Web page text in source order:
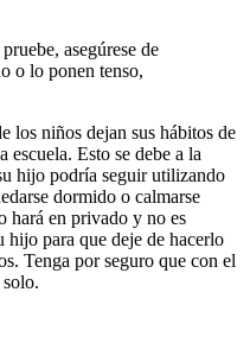
asegúrese de
o lo ponen tenso,
los niños dejan sus hábitos de
escuela. Esto se debe a la
hijo podría seguir utilizando
dormido o calmarse
hará en privado y no es
hijo para que deje de hacerlo
Tenga por seguro que con el